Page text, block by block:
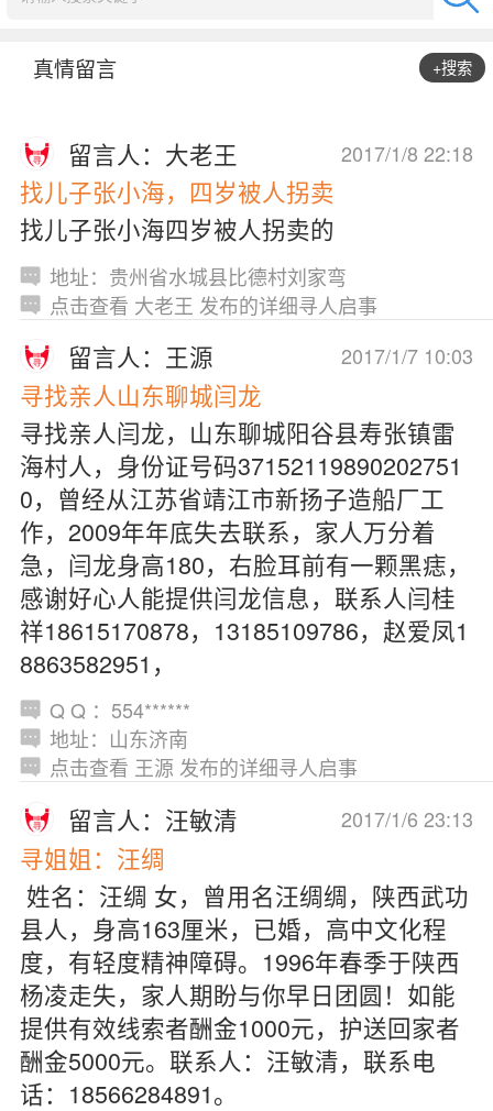
+搜索
真情留言
2017/1/8 22:18
留言人：大老王
找儿子张小海，四岁被人拐卖
找儿子张小海四岁被人拐卖的
地址：贵州省水城县比德村刘家弯
点击查看 大老王 发布的详细寻人启事
2017/1/7 10:03
留言人：王源
寻找亲人山东聊城闫龙
寻找亲人闫龙，山东聊城阳谷县寿张镇雷
海村人，身份证号码37152119890202751
0，曾经从江苏省靖江市新扬子造船厂工
作，2009年年底失去联系，家人万分着
急，闫龙身高180，右脸耳前有一颗黑痣，
感谢好心人能提供闫龙信息，联系人闫桂
祥18615170878，13185109786，赵爱凤1
8863582951，
Q Q ：554******
地址：山东济南
点击查看 王源 发布的详细寻人启事
2017/1/6 23:13
留言人：汪敏清
寻姐姐：汪绸
姓名：汪绸 女，曾用名汪绸绸，陕西武功
县人，身高163厘米，已婚，高中文化程
度，有轻度精神障碍。1996年春季于陕西
杨凌走失，家人期盼与你早日团圆！如能
提供有效线索者酬金1000元，护送回家者
酬金5000元。联系人：汪敏清，联系电
话：18566284891。